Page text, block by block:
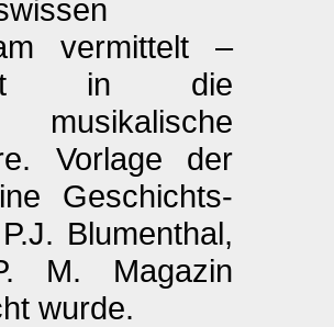
vermittelt –
in die
musikalische
Vorlage der
Geschichts-
Blumenthal,
M. Magazin
wurde.